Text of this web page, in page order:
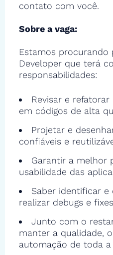
contato com você.
Sobre a vaga:
Estamos procurando
Developer que terá
responsabilidades:
Revisar e
em códigos de alta
Projetar e
confiáveis e
Garantir a melhor
usabilidade das
Saber identificar e
realizar debugs e
Junto com o
manter a qualidade,
automação de toda a